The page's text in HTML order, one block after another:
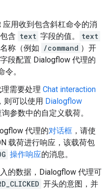
应用收到包含斜杠命令的消
含 text 字段的值。
text
称（例如 /command ）开
段配置 Dialogflow 代理的
令。
需要处理 Chat interaction
，则可以使用 Dialogflow
参数中的自定义载荷。
代理的对话框 ，请使
载荷进行响应，该载荷包
操作响应的消息。
的数据，Dialogflow 代理可
开头的意图，并